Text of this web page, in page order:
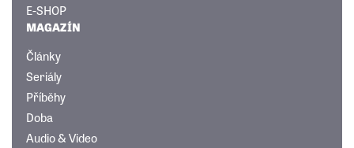
E-SHOP
MAGAZÍN
Články
Seriály
Příběhy
Doba
Audio & Video